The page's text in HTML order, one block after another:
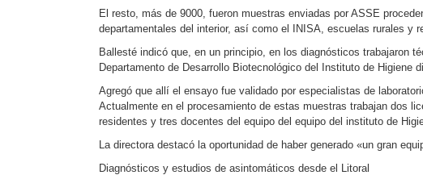
El resto, más de 9000, fueron muestras enviadas por ASSE
departamentales del interior, así como el INISA, escuelas rurales y
Ballesté indicó que, en un principio, en los diagnósticos trabajaron
Departamento de Desarrollo Biotecnológico del Instituto de Higiene
Agregó que allí el ensayo fue validado por especialistas de
Actualmente en el procesamiento de estas muestras trabajan dos
residentes y tres docentes del equipo del equipo del instituto de
La directora destacó la oportunidad de haber generado «un gran
Diagnósticos y estudios de asintomáticos desde el Litoral